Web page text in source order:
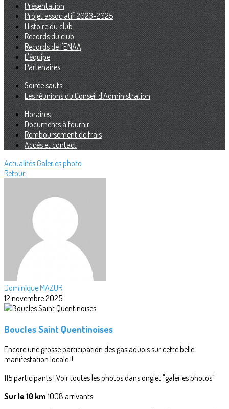
Présentation
Projet associatif 2023-2025
Histoire du club
Records du club
Records de l'ENAA
L'équipe
Partenaires
Soirée sauts
Les réunions du Conseil d'Administration
Horaires
Documents à fournir
Remboursement de frais
Accès et contact
Actualités Galeries photo
Retour
Dominique MAZUR
12 novembre 2025
Boucles Saint Quentinoises
Encore une grosse participation des gasiaquois sur cette belle
manifestation locale !!
115 participants ! Voir toutes les photos dans onglet "galeries photos"
Sur le 10 km 1008 arrivants